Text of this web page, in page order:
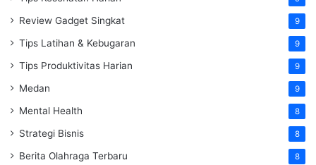
Review Gadget Singkat 9
Tips Latihan & Kebugaran 9
Tips Produktivitas Harian 9
Medan 9
Mental Health 8
Strategi Bisnis 8
Berita Olahraga Terbaru 8